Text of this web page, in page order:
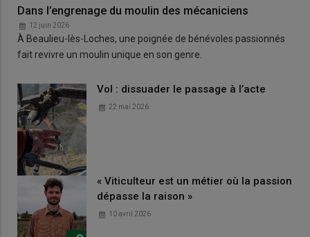
Dans l’engrenage du moulin des mécaniciens
12 juin 2026
À Beaulieu-lès-Loches, une poignée de bénévoles passionnés
fait revivre un moulin unique en son genre.
Vol : dissuader le passage à l’acte
22 mai 2026
« Viticulteur est un métier où la passion
dépasse la raison »
10 avril 2026